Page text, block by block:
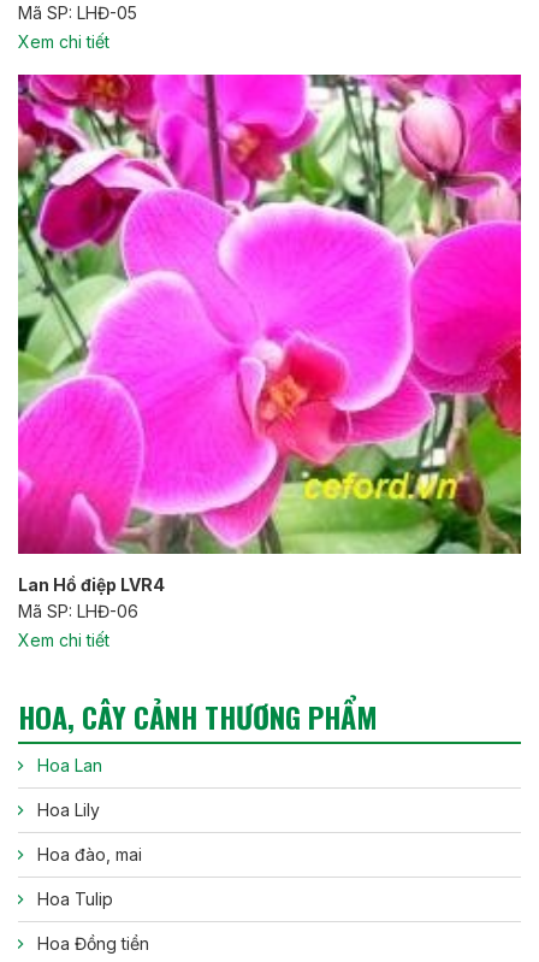
Mã SP: LHĐ-05
Xem chi tiết
Lan Hồ điệp LVR4
Mã SP: LHĐ-06
Xem chi tiết
HOA, CÂY CẢNH THƯƠNG PHẨM
Hoa Lan
Hoa Lily
Hoa đào, mai
Hoa Tulip
Hoa Đồng tiền